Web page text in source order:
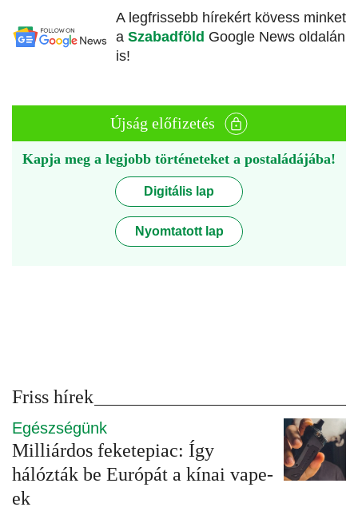
A legfrissebb hírekért kövess minket
a Szabadföld Google News oldalán
is!
Újság előfizetés
Kapja meg a legjobb történeteket a postaládájába!
Digitális lap
Nyomtatott lap
Friss hírek
Egészségünk
Milliárdos feketepiac: Így
hálózták be Európát a kínai vape-
ek